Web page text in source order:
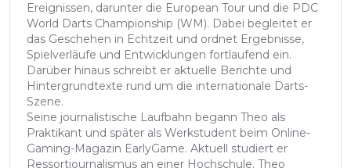
Ereignissen, darunter die European Tour und die PDC
World Darts Championship (WM). Dabei begleitet er
das Geschehen in Echtzeit und ordnet Ergebnisse,
Spielverläufe und Entwicklungen fortlaufend ein.
Darüber hinaus schreibt er aktuelle Berichte und
Hintergrundtexte rund um die internationale Darts-
Szene.
Seine journalistische Laufbahn begann Theo als
Praktikant und später als Werkstudent beim Online-
Gaming-Magazin EarlyGame. Aktuell studiert er
Ressortjournalismus an einer Hochschule. Theo